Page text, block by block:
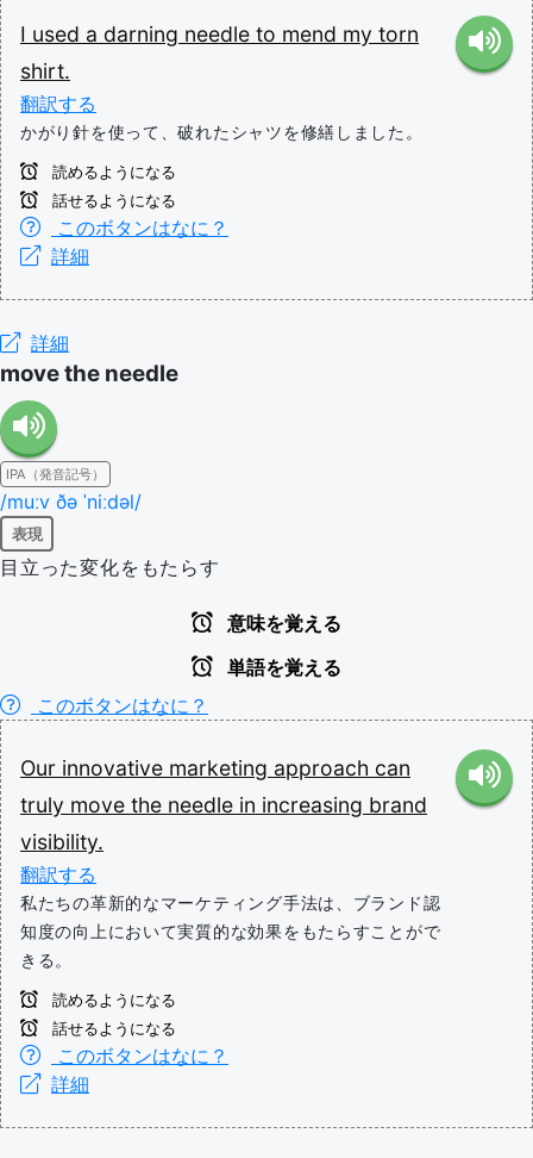
I used a darning needle to mend my torn
shirt.
翻訳する
かがり針を使って、破れたシャツを修繕しました。
読めるようになる
話せるようになる
このボタンはなに？
詳細
詳細
move the needle
IPA（発音記号）
/muːv ðə ˈniːdəl/
表現
目立った変化をもたらす
意味を覚える
単語を覚える
このボタンはなに？
Our innovative marketing approach can
truly move the needle in increasing brand
visibility.
翻訳する
私たちの革新的なマーケティング手法は、ブランド認
知度の向上において実質的な効果をもたらすことがで
きる。
読めるようになる
話せるようになる
このボタンはなに？
詳細